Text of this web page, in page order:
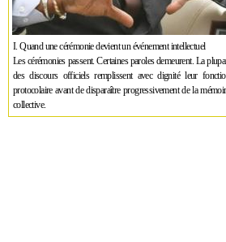
I. Quand une cérémonie devient un événement intellectuel
Les cérémonies passent. Certaines paroles demeurent. La
des discours officiels remplissent avec dignité leur
protocolaire avant de disparaître progressivement de la
collective.